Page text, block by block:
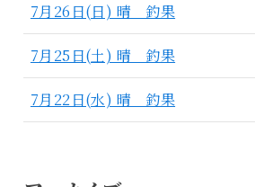
7月26日(日) 晴 釣果
7月25日(土) 晴 釣果
7月22日(水) 晴 釣果